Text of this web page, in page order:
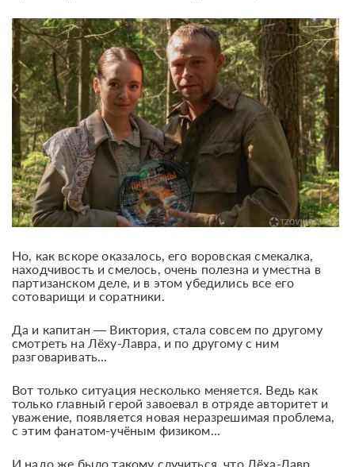
Но, как вскоре оказалось, его воровская смекалка,
находчивость и смелось, очень полезна и уместна в
партизанском деле, и в этом убедились все его
сотоварищи и соратники.
Да и капитан — Виктория, стала совсем по другому
смотреть на Лёху-Лавра, и по другому с ним
разговаривать...
Вот только ситуация несколько меняется. Ведь как
только главный герой завоевал в отряде авторитет и
уважение, появляется новая неразрешимая проблема,
с этим фанатом-учёным физиком...
И надо же было такому случиться, что Лёха-Лавр